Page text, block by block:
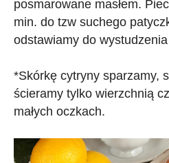
posmarowane masłem.
min. do tzw suchego
odstawiamy do
*Skórkę cytryny sparzamy,
ścieramy tylko wierzchnią
małych oczkach.